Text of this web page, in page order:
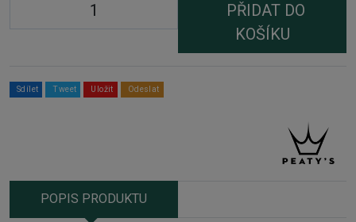
PŘIDAT DO
KOŠÍKU
Sdílet Tweet Uložit Odeslat
POPIS PRODUKTU